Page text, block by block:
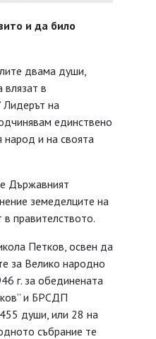
и да било
двама души,
в
Лидерът на
единствено
народ и на своята
Държавният
земеделците на
правителството.
Петков, освен да
за Велико народно
г. за обединената
и БРСДП
души, или 28 на
събрание те